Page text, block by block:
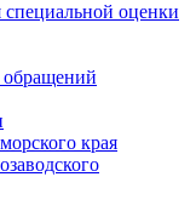
специальной оценки
края